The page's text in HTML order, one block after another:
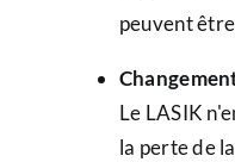
peuvent
Le LASIK
la perte de